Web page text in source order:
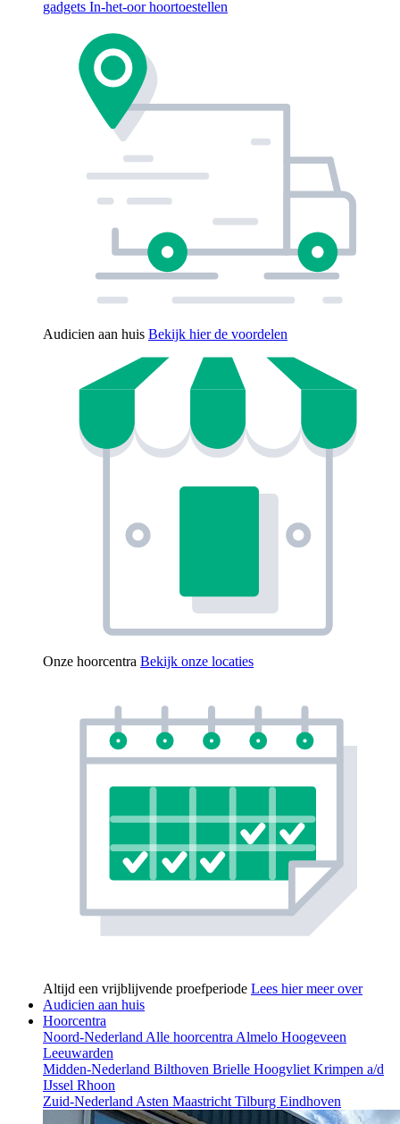
gadgets In-het-oor hoortoestellen
Audicien aan huis Bekijk hier de voordelen
Onze hoorcentra Bekijk onze locaties
Altijd een vrijblijvende proefperiode Lees hier meer over
Audicien aan huis
Hoorcentra
Noord-NederlandAlle hoorcentraAlmelo Hoogeveen
Leeuwarden
Midden-Nederland Bilthoven Brielle HoogvlietKrimpen a/d
IJssel Rhoon
Zuid-NederlandAsten MaastrichtTilburg Eindhoven